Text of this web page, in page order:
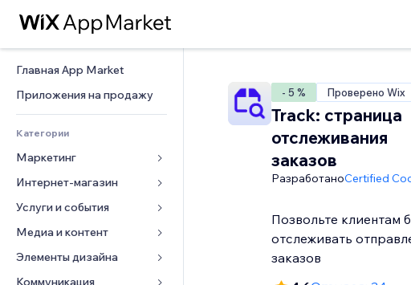
Главная App Market
Приложения на продажу
Категории
Маркетинг
Реклама
Моб. версия
Веб-аналитика
Интернет-магазин
Приложения для магазинов
Доставка
Кнопки продаж
Услуги и события
Отели
События
Рестораны
Медиа и контент
Галерея
Музыка
Элементы дизайна
Карты и навигация
- 5 % Проверено Wix
Track: страница
отслеживания
заказов
РазработаноCertified
Позвольте клиентам
отслеживать
заказов